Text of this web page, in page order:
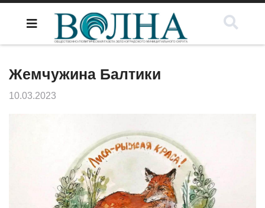
Жемчужина Балтики
10.03.2023